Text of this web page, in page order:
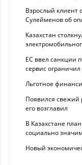
Взрослый клиент
Сулейменов об
Казахстан
ЕС ввел санкции
сервис
Льготное
Появился свежий
его возглавил
В Казахстане
социально
Новый